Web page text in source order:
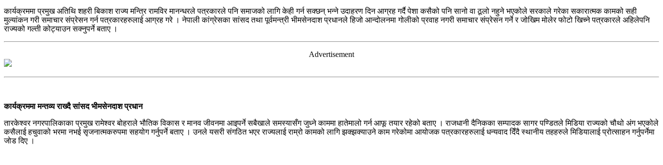
कार्यक्रममा प्रमुख अतिथि शहरी बिकाश राज्य मन्त्रि रामविर मानन्धरले पत्रकारले पनि समाजको लागि केही गर्न सक्छन् भन्ने उदाहरण दिन आग्रह गर्दै पेशा कसैको पनि सानो वा ठूलो नहुने भएकोले सरकाले गरेका सकारात्मक कामको सही
मुल्यांकन गरी समाचार संप्रेसन गर्न पत्रकारहरुलाई आग्रह गरे । नेपाली कांग्रेसका सांसद तथा पूर्वमन्त्री भीमसेनदाश प्रधानले हिजो आन्दोलनमा गोलीको प्रवाह नगरी समाचार संप्रेसन गर्ने र जोखिम मोलेर फोटो खिच्ने पत्रकारले अहिलेपनि
राज्यको गल्ती कोट्याउन सक्नुपर्ने बताए ।
Advertisement
कार्यक्रममा मन्तव्य राख्दै सांसद भीमसेनदाश प्रधान
तारकेश्वर नगरपालिकाका प्रमुख रामेश्वर बोहराले भौतिक विकास र मानव जीवनमा आइपर्ने सबैखाले समस्यासँग जुध्ने काममा हातेमालो गर्न आफू तयार रहेको बताए । राजधानी दैनिकका सम्पादक सागर पण्डितले मिडिया राज्यको चौथो अंग भएकोले
कसैलाई हचुवाको भरमा नभई सृजनात्मकरुपमा सहयोग गर्नुपर्ने बताए । उनले यसरी संगठित भएर राज्यलाई राम्रो कामको लागि झक्झक्याउने काम गरेकोमा आयोजक पत्रकारहरुलाई धन्यवाद दिँदै स्थानीय तहहरुले मिडियालाई प्रोत्साहन गर्नुपर्नेमा
जोड दिए ।